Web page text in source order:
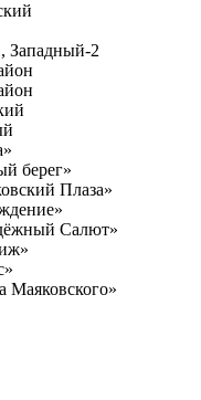
Западный-2
берег»
Плаза»
Салют»